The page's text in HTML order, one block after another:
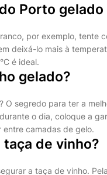
Porto
por exemplo, tente
deixá-lo mais à
é ideal.
gelado?
O segredo para ter a
o dia, coloque a
camadas de gelo.
taça de vinho?
a taça de vinho.